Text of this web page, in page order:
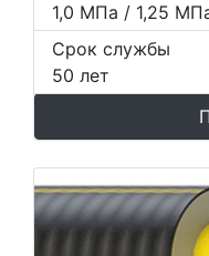
1,0 МПа / 1,25
Срок службы
50 лет